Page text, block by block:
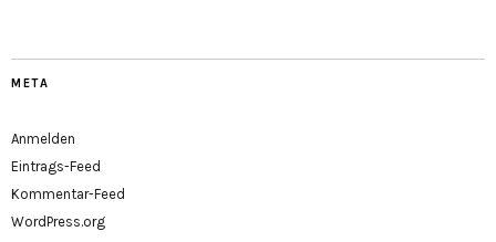
META
Anmelden
Eintrags-Feed
Kommentar-Feed
WordPress.org